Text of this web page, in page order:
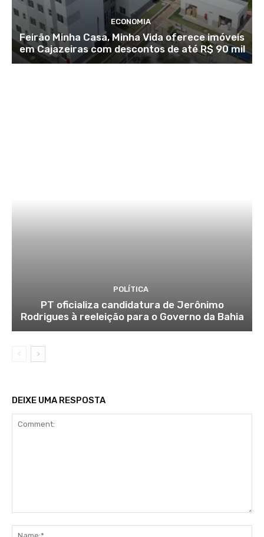
ECONOMIA
Feirão Minha Casa, Minha Vida oferece imóveis
em Cajazeiras com descontos de até R$ 90 mil
POLÍTICA
PT oficializa candidatura de Jerônimo
Rodrigues à reeleição para o Governo da Bahia
DEIXE UMA RESPOSTA